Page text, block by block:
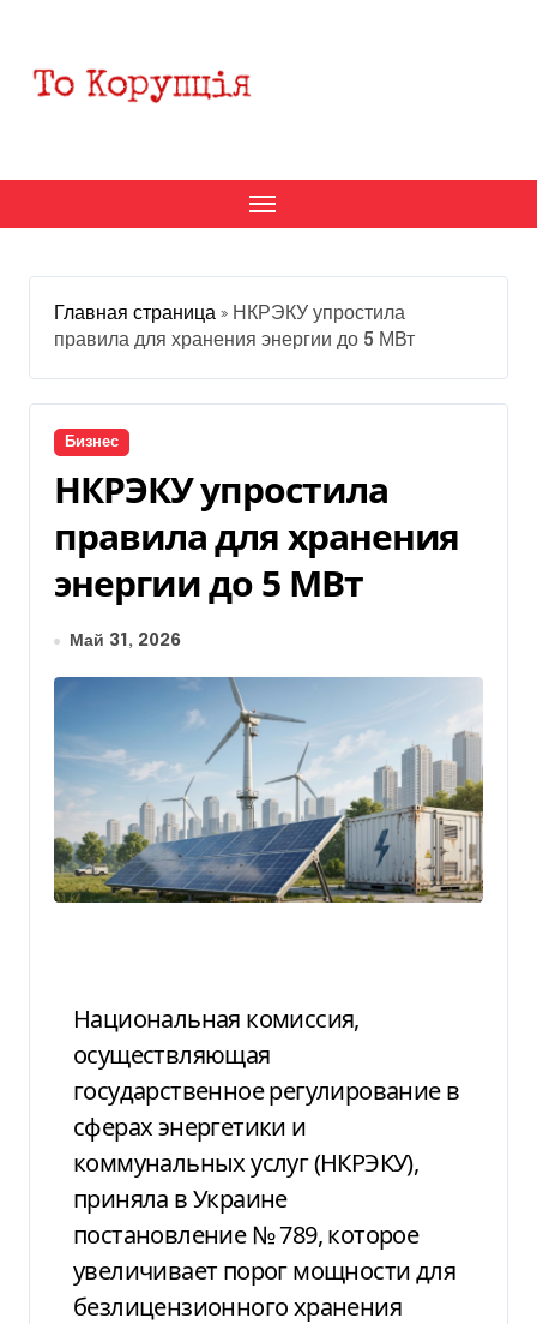
содержанию
Главная страница » НКРЭКУ упростила
правила для хранения энергии до 5 МВт
Бизнес
НКРЭКУ упростила
правила для хранения
энергии до 5 МВт
Май 31, 2026
Национальная комиссия,
осуществляющая
государственное регулирование в
сферах энергетики и
коммунальных услуг (НКРЭКУ),
приняла в Украине
постановление № 789, которое
увеличивает порог мощности для
безлицензионного хранения